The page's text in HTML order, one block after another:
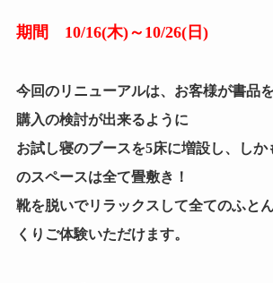
期間 10/16(木)～10/26(日)
今回のリニューアルは、お客様が書品
購入の検討が出来るように
お試し寝のブースを5床に増設し、し
のスペースは全て畳敷き！
靴を脱いでリラックスして全てのふと
くりご体験いただけます。